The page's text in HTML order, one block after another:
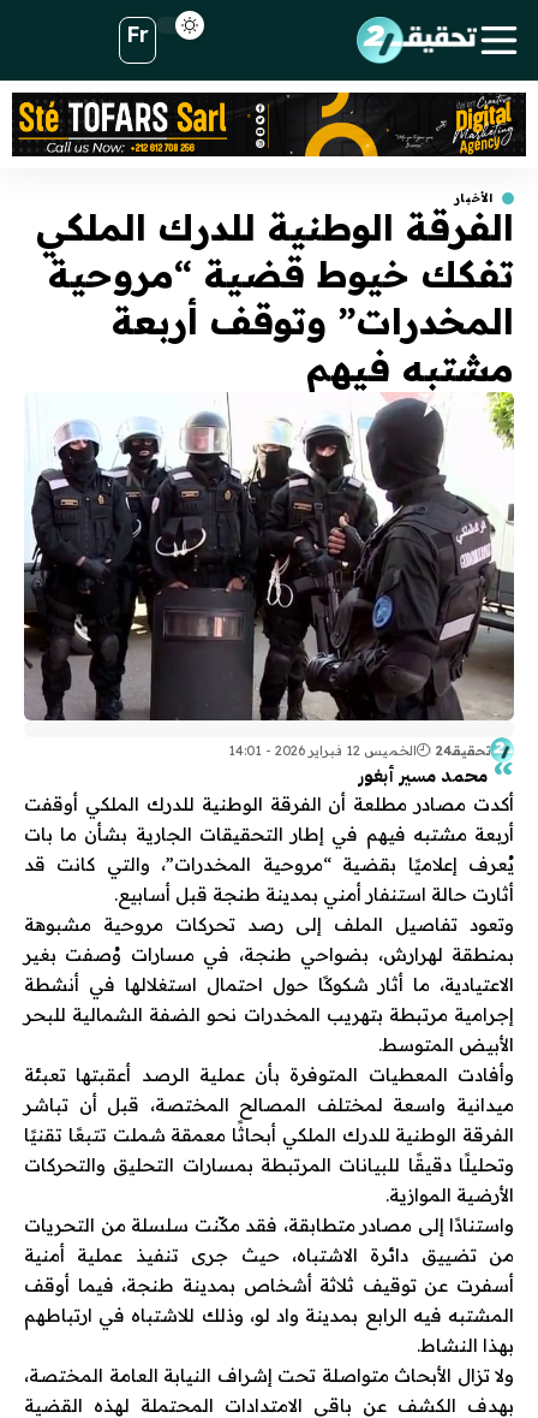
Fr
الأخبار
الفرقة الوطنية للدرك الملكي
تفكك خيوط قضية “مروحية
المخدرات” وتوقف أربعة
مشتبه فيهم
تحقيقـ24 الخميس 12 فبراير 2026 - 14:01
محمد مسير أبغور
أكدت مصادر مطلعة أن الفرقة الوطنية للدرك الملكي أوقفت
أربعة مشتبه فيهم في إطار التحقيقات الجارية بشأن ما بات
يُعرف إعلاميًا بقضية “مروحية المخدرات”، والتي كانت قد
أثارت حالة استنفار أمني بمدينة طنجة قبل أسابيع.
وتعود تفاصيل الملف إلى رصد تحركات مروحية مشبوهة
بمنطقة لهرارش، بضواحي طنجة، في مسارات وُصفت بغير
الاعتيادية، ما أثار شكوكًا حول احتمال استغلالها في أنشطة
إجرامية مرتبطة بتهريب المخدرات نحو الضفة الشمالية للبحر
الأبيض المتوسط.
وأفادت المعطيات المتوفرة بأن عملية الرصد أعقبتها تعبئة
ميدانية واسعة لمختلف المصالح المختصة، قبل أن تباشر
الفرقة الوطنية للدرك الملكي أبحاثًا معمقة شملت تتبعًا تقنيًا
وتحليلًا دقيقًا للبيانات المرتبطة بمسارات التحليق والتحركات
الأرضية الموازية.
واستنادًا إلى مصادر متطابقة، فقد مكّنت سلسلة من التحريات
من تضييق دائرة الاشتباه، حيث جرى تنفيذ عملية أمنية
أسفرت عن توقيف ثلاثة أشخاص بمدينة طنجة، فيما أوقف
المشتبه فيه الرابع بمدينة واد لو، وذلك للاشتباه في ارتباطهم
بهذا النشاط.
ولا تزال الأبحاث متواصلة تحت إشراف النيابة العامة المختصة،
بهدف الكشف عن باقي الامتدادات المحتملة لهذه القضية